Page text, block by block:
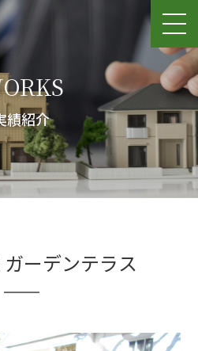
績紹介
ーデンテラス